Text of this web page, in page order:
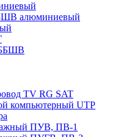
алюминиевый
TV RG SAT
компьютерный UTP
ПУВ, ПВ-1